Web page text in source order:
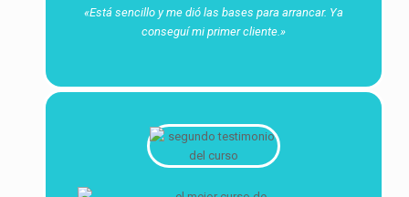
«Está sencillo y me dió las bases para arrancar. Ya
conseguí mi primer cliente.»